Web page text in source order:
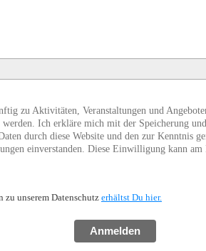
zu Aktivitäten, Veranstaltungen und
Ich erkläre mich mit der Speicherung
durch diese Website und den zur Kenntnis
einverstanden. Diese Einwilligung kann
zu unserem Datenschutz erhältst Du hier.
Anmelden